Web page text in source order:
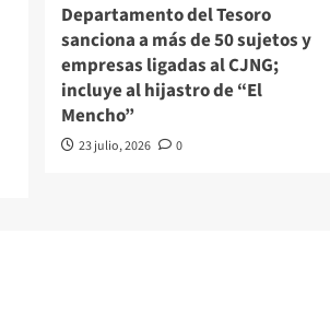
Departamento del Tesoro
sanciona a más de 50 sujetos y
empresas ligadas al CJNG;
incluye al hijastro de “El
Mencho”
23 julio, 2026 0